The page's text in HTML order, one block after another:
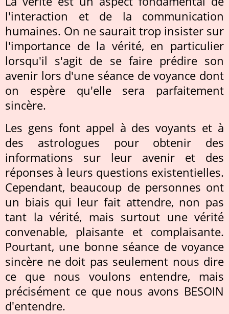
l'interaction et de la communication
humaines. On ne saurait trop insister sur
l'importance de la vérité, en particulier
lorsqu'il s'agit de se faire prédire son
avenir lors d'une séance de voyance dont
on espère qu'elle sera parfaitement
sincère.
Les gens font appel à des voyants et à
des astrologues pour obtenir des
informations sur leur avenir et des
réponses à leurs questions existentielles.
Cependant, beaucoup de personnes ont
un biais qui leur fait attendre, non pas
tant la vérité, mais surtout une vérité
convenable, plaisante et complaisante.
Pourtant, une bonne séance de voyance
sincère ne doit pas seulement nous dire
ce que nous voulons entendre, mais
précisément ce que nous avons BESOIN
d'entendre.